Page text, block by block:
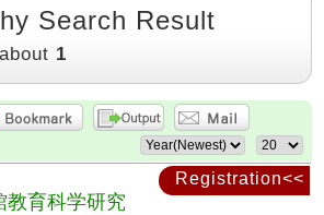
Registration<<
Search Result
1
教育科学研究